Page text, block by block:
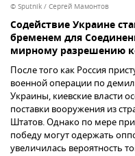
© Sputnik / Сергей Мамонтов
Содействие Украине
бременем для
мирному разрешению
После того как Россия
военной операции по
Украины, киевские власти
поставки вооружения из
Штатов. Однако по мере
победу могут одержать
увеличилась вероятность